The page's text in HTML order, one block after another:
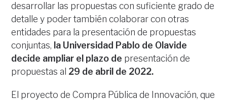
desarrollar las propuestas con suficiente grado de
detalle y poder también colaborar con otras
entidades para la presentación de propuestas
conjuntas, la Universidad Pablo de Olavide
decide ampliar el plazo de presentación de
propuestas al 29 de abril de 2022.
El proyecto de Compra Pública de Innovación, que